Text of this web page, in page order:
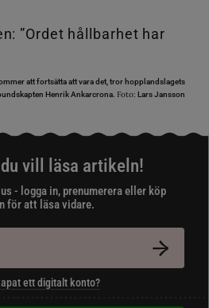
att fortsätta att vara det, tror hopplandslagets
Henrik Ankarcrona. Foto: Lars Jansson
vill läsa artikeln!
- logga in, prenumerera eller köp
för att läsa vidare.
ett digitalt konto?